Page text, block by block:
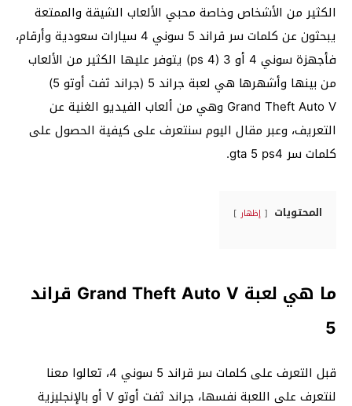
الكثير من الأشخاص وخاصة محبي الألعاب الشيقة والممتعة
يبحثون عن كلمات سر قراند 5 سوني 4 سيارات سعودية وأرقام،
فأجهزة سوني 4 أو 3 (ps 4) يتوفر عليها الكثير من الألعاب
من بينها وأشهرها هي لعبة جراند 5 (جراند ثفت أوتو 5)
Grand Theft Auto V وهي من ألعاب الفيديو الغنية عن
التعريف، وعبر مقال اليوم سنتعرف على كيفية الحصول على
كلمات سر gta 5 ps4.
المحتويات إظهار
ما هي لعبة Grand Theft Auto V قراند
5
قبل التعرف على كلمات سر قراند 5 سوني 4، تعالوا معنا
لنتعرف على اللعبة نفسها، جراند ثفت أوتو V أو بالإنجليزية